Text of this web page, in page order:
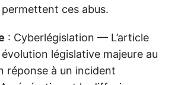
ces abus.
: Cyberlégislation — L’article
législative majeure au
réponse à un incident